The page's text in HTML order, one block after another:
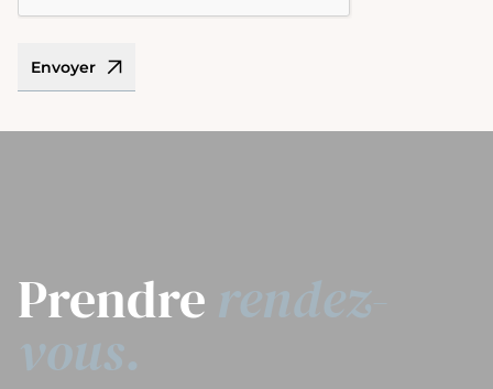
Envoyer
Prendrerendez-
vous.